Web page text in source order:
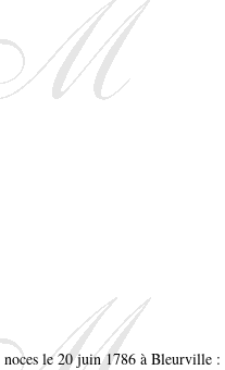
noces le 20 juin 1786 à Bleurville :